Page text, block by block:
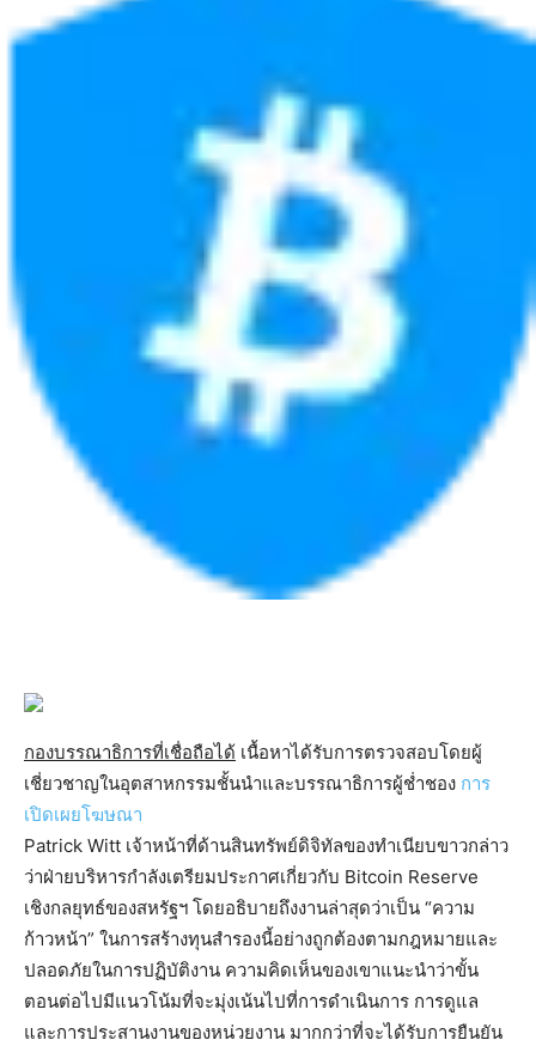
กองบรรณาธิการที่เชื่อถือได้ เนื้อหาได้รับการตรวจสอบโดยผู้
เชี่ยวชาญในอุตสาหกรรมชั้นนำและบรรณาธิการผู้ช่ำชอง การ
เปิดเผยโฆษณา
Patrick Witt เจ้าหน้าที่ด้านสินทรัพย์ดิจิทัลของทำเนียบขาวกล่าว
ว่าฝ่ายบริหารกำลังเตรียมประกาศเกี่ยวกับ Bitcoin Reserve
เชิงกลยุทธ์ของสหรัฐฯ โดยอธิบายถึงงานล่าสุดว่าเป็น “ความ
ก้าวหน้า” ในการสร้างทุนสำรองนี้อย่างถูกต้องตามกฎหมายและ
ปลอดภัยในการปฏิบัติงาน ความคิดเห็นของเขาแนะนำว่าขั้น
ตอนต่อไปมีแนวโน้มที่จะมุ่งเน้นไปที่การดำเนินการ การดูแล
และการประสานงานของหน่วยงาน มากกว่าที่จะได้รับการยืนยัน